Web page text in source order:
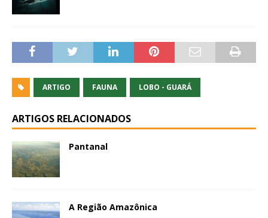
ARTIGO FAUNA LOBO - GUARÁ
ARTIGOS RELACIONADOS
Pantanal
A Região Amazônica